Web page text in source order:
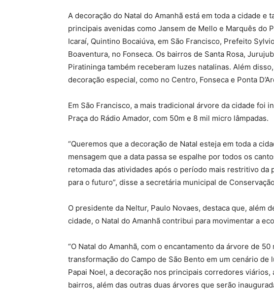
A decoração do Natal do Amanhã está em toda a cidade e
principais avenidas como Jansem de Mello e Marquês do
Icaraí, Quintino Bocaiúva, em São Francisco, Prefeito
Boaventura, no Fonseca. Os bairros de Santa Rosa,
Piratininga também receberam luzes natalinas. Além
decoração especial, como no Centro, Fonseca e Ponta
Em São Francisco, a mais tradicional árvore da cidade foi
Praça do Rádio Amador, com 50m e 8 mil micro lâmpadas.
“Queremos que a decoração de Natal esteja em toda a
mensagem que a data passa se espalhe por todos os
retomada das atividades após o período mais restritivo da
para o futuro”, disse a secretária municipal de
O presidente da Neltur, Paulo Novaes, destaca que, além
cidade, o Natal do Amanhã contribui para movimentar a
“O Natal do Amanhã, com o encantamento da árvore de
transformação do Campo de São Bento em um cenário de
Papai Noel, a decoração nos principais corredores viários,
bairros, além das outras duas árvores que serão